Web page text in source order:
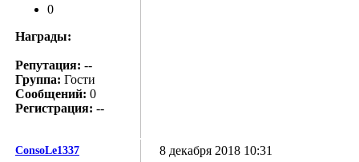
0
Награды:
Репутация: --
Группа: Гости
Сообщений: 0
Регистрация: --
ConsoLe1337 8 декабря 2018 10:31